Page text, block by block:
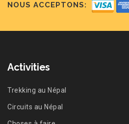
NOUS ACCEPTONS:
Activities
Trekking au Népal
Circuits au Népal